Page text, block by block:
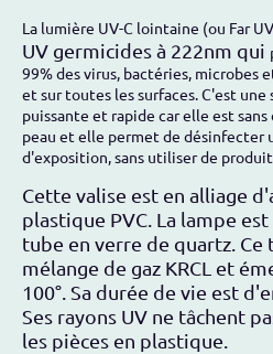
La lumière UV-C lointaine (ou Far
UV germicides à 222nm qui
99% des virus, bactéries, microbes
et sur toutes les surfaces. C'est
puissante et rapide car elle est
peau et elle permet de désinfecter
d'exposition, sans utiliser de
Cette valise est en alliage
plastique PVC. La lampe
tube en verre de quartz.
mélange de gaz KRCL et
100°. Sa durée de vie est
Ses rayons UV ne tâchent
les pièces en plastique.